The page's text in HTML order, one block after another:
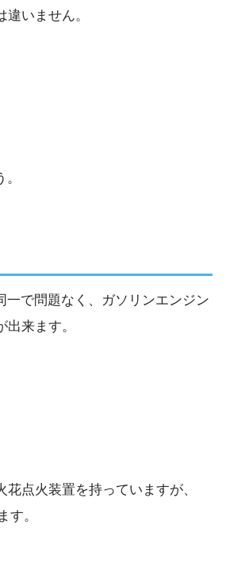
いません。
で問題なく、ガソリンエンジン
来ます。
点火装置を持っていますが、
す。